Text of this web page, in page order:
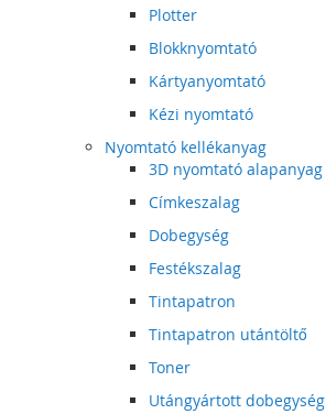
Plotter
Blokknyomtató
Kártyanyomtató
Kézi nyomtató
Nyomtató kellékanyag
3D nyomtató alapanyag
Címkeszalag
Dobegység
Festékszalag
Tintapatron
Tintapatron utántöltő
Toner
Utángyártott dobegység